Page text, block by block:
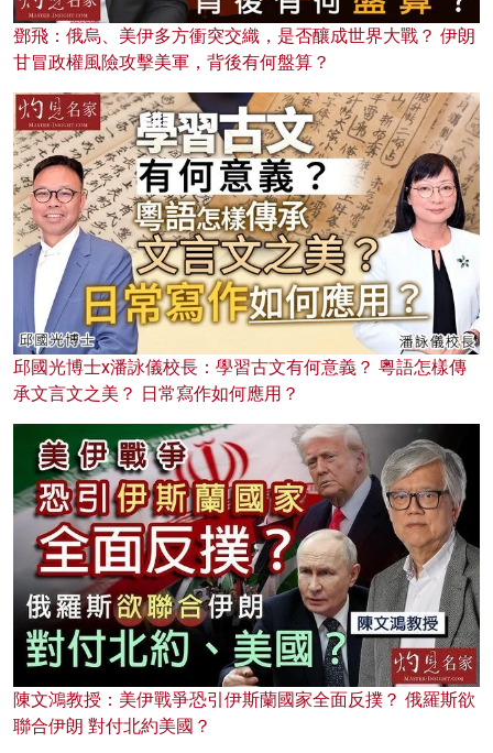
鄧飛：俄烏、美伊多方衝突交織，是否釀成世界大戰？ 伊朗
甘冒政權風險攻擊美軍，背後有何盤算？
邱國光博士x潘詠儀校長：學習古文有何意義？ 粵語怎樣傳
承文言文之美？ 日常寫作如何應用？
陳文鴻教授：美伊戰爭恐引伊斯蘭國家全面反撲？ 俄羅斯欲
聯合伊朗 對付北約美國？